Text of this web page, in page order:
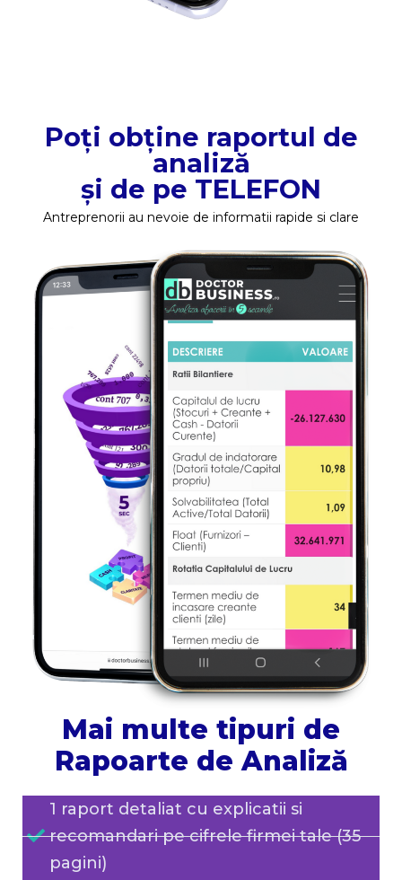
Poți obține raportul de
analiză
și de pe TELEFON
Antreprenorii au nevoie de informatii rapide si clare
Mai multe tipuri de
Rapoarte de Analiză
1 raport detaliat cu explicatii si
recomandari pe cifrele firmei tale (35
pagini)